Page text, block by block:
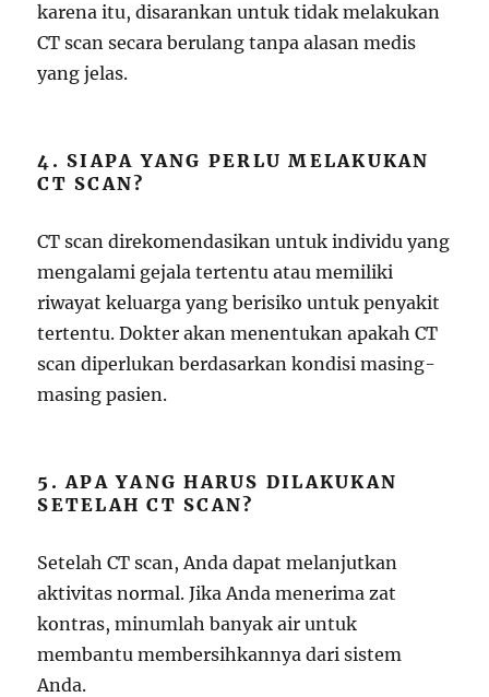
karena itu, disarankan untuk tidak melakukan
CT scan secara berulang tanpa alasan medis
yang jelas.
4. SIAPA YANG PERLU MELAKUKAN
CT SCAN?
CT scan direkomendasikan untuk individu yang
mengalami gejala tertentu atau memiliki
riwayat keluarga yang berisiko untuk penyakit
tertentu. Dokter akan menentukan apakah CT
scan diperlukan berdasarkan kondisi masing-
masing pasien.
5. APA YANG HARUS DILAKUKAN
SETELAH CT SCAN?
Setelah CT scan, Anda dapat melanjutkan
aktivitas normal. Jika Anda menerima zat
kontras, minumlah banyak air untuk
membantu membersihkannya dari sistem
Anda.